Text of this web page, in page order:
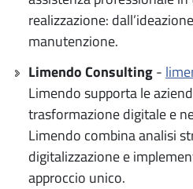
realizzazione:
manutenzione.
Limendo Consulting-
Limendo supporta le
trasformazione digitale e
Limendo combina analisi
digitalizzazione e
approccio unico.